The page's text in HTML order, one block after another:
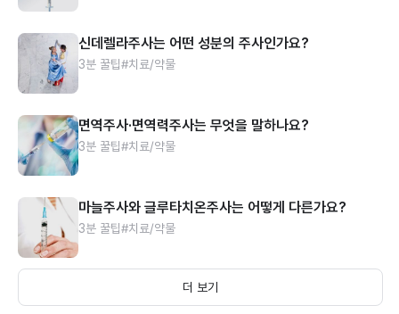
신데렐라주사는 어떤 성분의 주사인가요?
3분 꿀팁#치료/약물
면역주사·면역력주사는 무엇을 말하나요?
3분 꿀팁#치료/약물
마늘주사와 글루타치온주사는 어떻게 다른가요?
3분 꿀팁#치료/약물
더 보기